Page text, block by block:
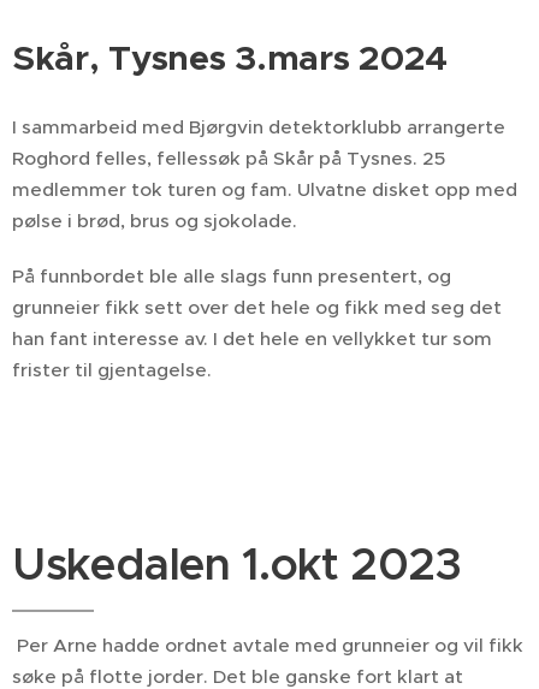
Skår, Tysnes 3.mars 2024
I sammarbeid med Bjørgvin detektorklubb arrangerte
Roghord felles, fellessøk på Skår på Tysnes. 25
medlemmer tok turen og fam. Ulvatne disket opp med
pølse i brød, brus og sjokolade.
På funnbordet ble alle slags funn presentert, og
grunneier fikk sett over det hele og fikk med seg det
han fant interesse av. I det hele en vellykket tur som
frister til gjentagelse.
Uskedalen 1.okt 2023
Per Arne hadde ordnet avtale med grunneier og vil fikk
søke på flotte jorder. Det ble ganske fort klart at